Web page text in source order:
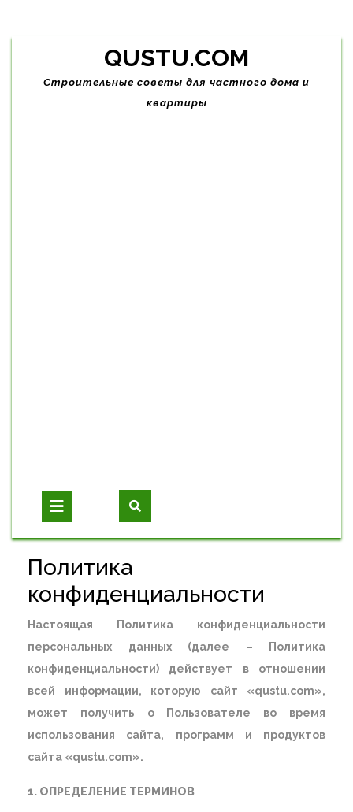
Skip
content
QUSTU.COM
Строительные советы для частного дома и
квартиры
Open
Button
Политика
конфиденциальности
Настоящая Политика конфиденциальности
персональных данных (далее – Политика
конфиденциальности) действует в отношении
всей информации, которую сайт «qustu.com»,
может получить о Пользователе во время
использования сайта, программ и продуктов
сайта «qustu.com».
1. ОПРЕДЕЛЕНИЕ ТЕРМИНОВ